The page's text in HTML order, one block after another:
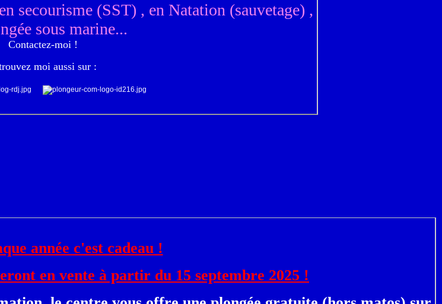
secourisme (SST) , en Natation (sauvetage) ,
sous marine...
Contactez-moi !
moi aussi sur :
année c'est cadeau !
en vente à partir du 15 septembre 2025 !